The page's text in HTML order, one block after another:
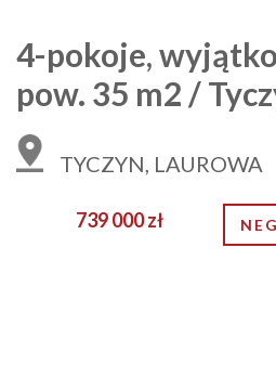
4-pokoje,
pow. 35 m2 /
739 000 zł
TYCZYN, LAUROWA